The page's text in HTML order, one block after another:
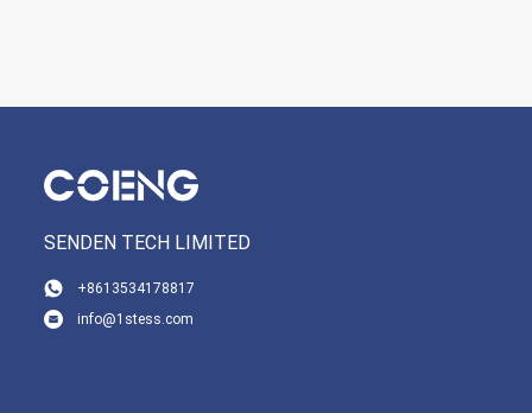
SENDEN TECH LIMITED
+8613534178817
info@1stess.com